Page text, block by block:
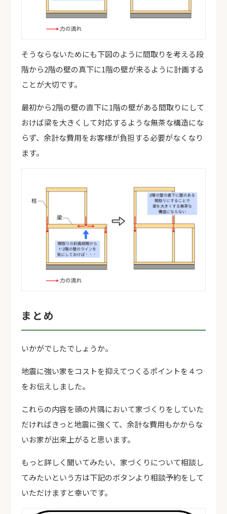
そうならないためにも下図のように間取りを考える段
階から2階の壁の真下に1階の壁が来るように計画する
ことが大切です。
最初から2階の壁の直下に1階の壁がある間取りにして
おけば梁を大きくして対応するような無茶な構造にな
らず、余計な費用をお客様が負担する必要がなくなり
ます。
まとめ
いかがでしたでしょうか。
地震に強い家をコストを抑えてつくるポイントを４つ
をお伝えしました。
これらの内容を頭の片隅において家づくりをしていた
だければきっと地震に強くて、余計な費用もかからな
いお家が出来上がると思います。
もっと詳しく聞いてみたい、家づくりについて相談し
てみたいという方は下記のボタンより相談予約をして
いただけますと幸いです。